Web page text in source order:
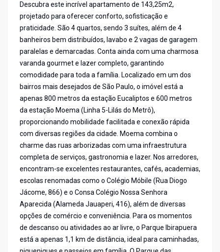
Descubra este incrível apartamento de 143,25m2,
projetado para oferecer conforto, sofisticação e
praticidade. São 4 quartos, sendo 3 suítes, além de 4
banheiros bem distribuídos, lavabo e 2 vagas de garagem
paralelas e demarcadas. Conta ainda com uma charmosa
varanda gourmet e lazer completo, garantindo
comodidade para toda a família. Localizado em um dos
bairros mais desejados de São Paulo, o imóvel está a
apenas 800 metros da estação Eucaliptos e 600 metros
da estação Moema (Linha 5-Lilás do Metrô),
proporcionando mobilidade facilitada e conexão rápida
com diversas regiões da cidade. Moema combina o
charme das ruas arborizadas com uma infraestrutura
completa de serviços, gastronomia e lazer. Nos arredores,
encontram-se excelentes restaurantes, cafés, academias,
escolas renomadas como o Colégio Móbile (Rua Diogo
Jácome, 866) e o Consa Colégio Nossa Senhora
Aparecida (Alameda Jauaperi, 416), além de diversas
opções de comércio e conveniência. Para os momentos
de descanso ou atividades ao ar livre, o Parque Ibirapuera
está a apenas 1,1 km de distância, ideal para caminhadas,